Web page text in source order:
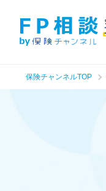
保険チャンネルTOP